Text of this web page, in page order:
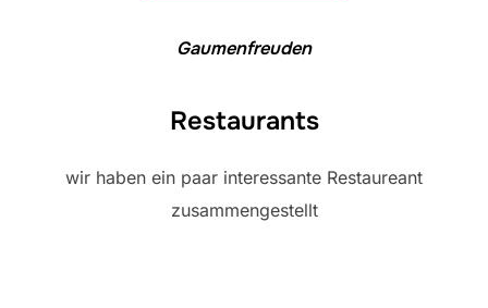
Gaumenfreuden
Restaurants
wir haben ein paar interessante Restaureant
zusammengestellt